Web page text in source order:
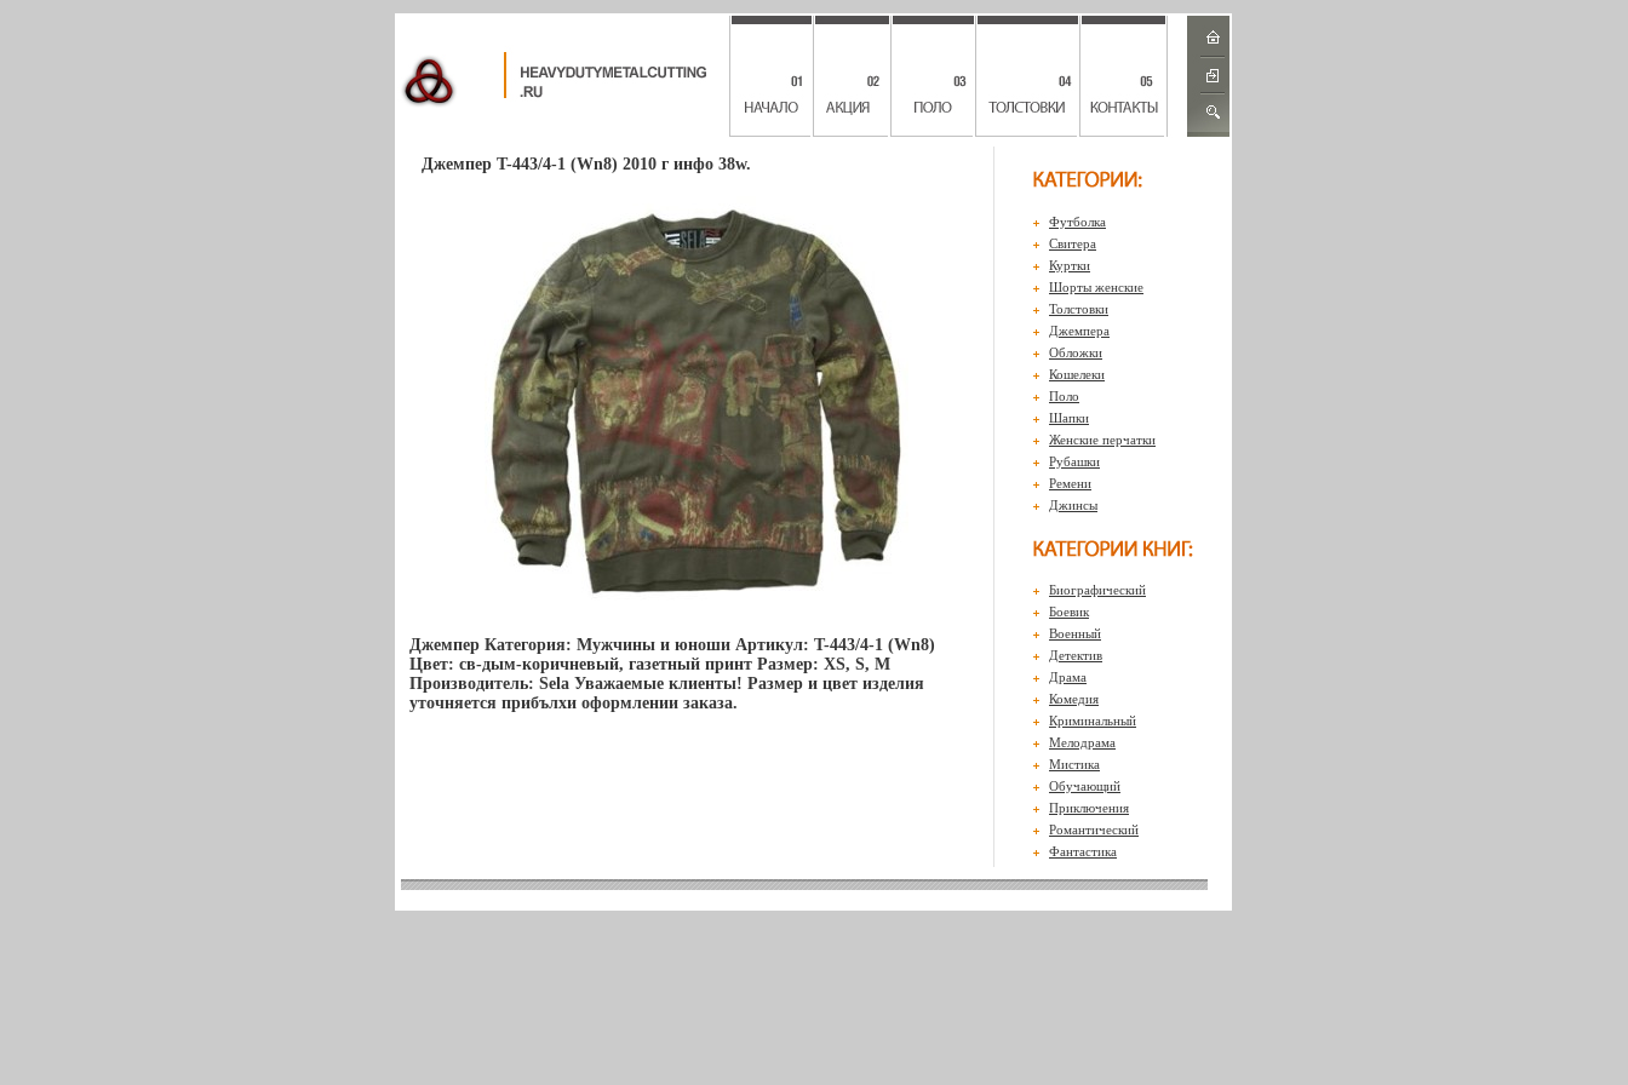
Джемпер T-443/4-1 (Wn8) 2010 г инфо 38w.
Джемпер Категория: Мужчины и юноши Артикул: T-443/4-1 (Wn8)
Цвет: св-дым-коричневый, газетный принт Размер: XS, S, M
Производитель: Sela Уважаемые клиенты! Размер и цвет изделия
уточняется прибълхи оформлении заказа.
Футболка
Свитера
Куртки
Шорты женские
Толстовки
Джемпера
Обложки
Кошелеки
Поло
Шапки
Женские перчатки
Рубашки
Ремени
Джинсы
Биографический
Боевик
Военный
Детектив
Драма
Комедия
Криминальный
Мелодрама
Мистика
Обучающий
Приключения
Романтический
Фантастика